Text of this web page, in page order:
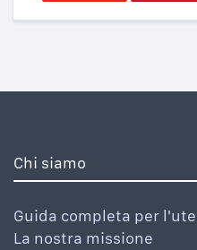
Chi siamo
Guida completa per
La nostra missione